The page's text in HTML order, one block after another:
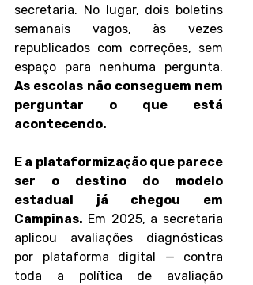
secretaria. No lugar, dois boletins
semanais vagos, às vezes
republicados com correções, sem
As escolas não conseguem nem
perguntar o que está
acontecendo.
E a plataformização que parece
ser o destino do modelo
estadual já chegou em
Campinas. Em 2025, a secretaria
aplicou avaliações diagnósticas
por plataforma digital — contra
toda a política de avaliação